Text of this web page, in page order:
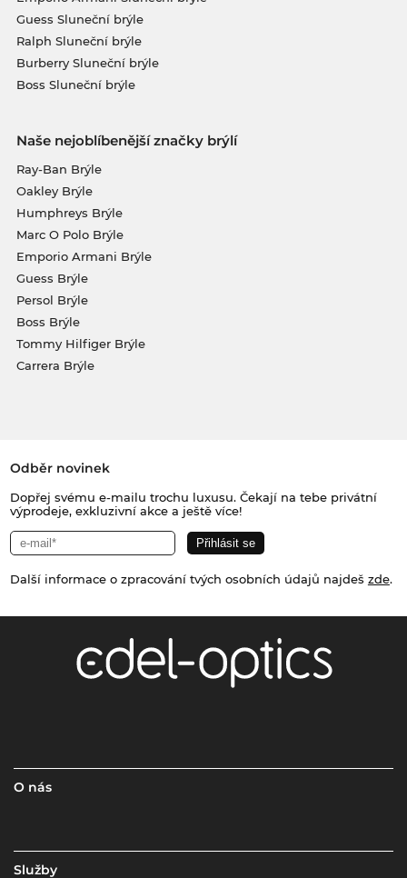
Guess Sluneční brýle
Ralph Sluneční brýle
Burberry Sluneční brýle
Boss Sluneční brýle
Naše nejoblíbenější značky brýlí
Ray-Ban Brýle
Oakley Brýle
Humphreys Brýle
Marc O Polo Brýle
Emporio Armani Brýle
Guess Brýle
Persol Brýle
Boss Brýle
Tommy Hilfiger Brýle
Carrera Brýle
Odběr novinek
Dopřej svému e-mailu trochu luxusu. Čekají na tebe privátní
výprodeje, exkluzivní akce a ještě více!
Další informace o zpracování tvých osobních údajů najdeš zde.
O nás
Služby